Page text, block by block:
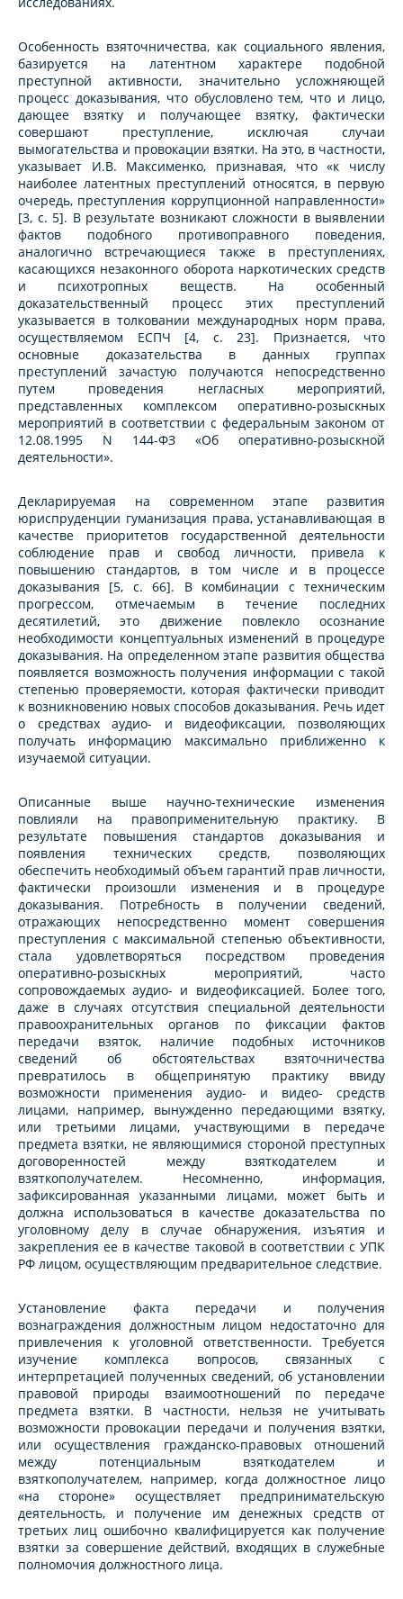
Особенность взяточничества, как социального явления,
базируется на латентном характере подобной
преступной активности, значительно усложняющей
процесс доказывания, что обусловлено тем, что и лицо,
дающее взятку и получающее взятку, фактически
совершают преступление, исключая случаи
вымогательства и провокации взятки. На это, в частности,
указывает И.В. Максименко, признавая, что «к числу
наиболее латентных преступлений относятся, в первую
очередь, преступления коррупционной направленности»
[3, с. 5]. В результате возникают сложности в выявлении
фактов подобного противоправного поведения,
аналогично встречающиеся также в преступлениях,
касающихся незаконного оборота наркотических средств
и психотропных веществ. На особенный
доказательственный процесс этих преступлений
указывается в толковании международных норм права,
осуществляемом ЕСПЧ [4, с. 23]. Признается, что
основные доказательства в данных группах
преступлений зачастую получаются непосредственно
путем проведения негласных мероприятий,
представленных комплексом оперативно-розыскных
мероприятий в соответствии с федеральным законом от
12.08.1995 N 144-ФЗ «Об оперативно-розыскной
деятельности».
Декларируемая на современном этапе развития
юриспруденции гуманизация права, устанавливающая в
качестве приоритетов государственной деятельности
соблюдение прав и свобод личности, привела к
повышению стандартов, в том числе и в процессе
доказывания [5, с. 66]. В комбинации с техническим
прогрессом, отмечаемым в течение последних
десятилетий, это движение повлекло осознание
необходимости концептуальных изменений в процедуре
доказывания. На определенном этапе развития общества
появляется возможность получения информации с такой
степенью проверяемости, которая фактически приводит
к возникновению новых способов доказывания. Речь идет
о средствах аудио- и видеофиксации, позволяющих
получать информацию максимально приближенно к
изучаемой ситуации.
Описанные выше научно-технические изменения
повлияли на правоприменительную практику. В
результате повышения стандартов доказывания и
появления технических средств, позволяющих
обеспечить необходимый объем гарантий прав личности,
фактически произошли изменения и в процедуре
доказывания. Потребность в получении сведений,
отражающих непосредственно момент совершения
преступления с максимальной степенью объективности,
стала удовлетворяться посредством проведения
оперативно-розыскных мероприятий, часто
сопровождаемых аудио- и видеофиксацией. Более того,
даже в случаях отсутствия специальной деятельности
правоохранительных органов по фиксации фактов
передачи взяток, наличие подобных источников
сведений об обстоятельствах взяточничества
превратилось в общепринятую практику ввиду
возможности применения аудио- и видео- средств
лицами, например, вынужденно передающими взятку,
или третьими лицами, участвующими в передаче
предмета взятки, не являющимися стороной преступных
договоренностей между взяткодателем и
взяткополучателем. Несомненно, информация,
зафиксированная указанными лицами, может быть и
должна использоваться в качестве доказательства по
уголовному делу в случае обнаружения, изъятия и
закрепления ее в качестве таковой в соответствии с УПК
РФ лицом, осуществляющим предварительное следствие.
Установление факта передачи и получения
вознаграждения должностным лицом недостаточно для
привлечения к уголовной ответственности. Требуется
изучение комплекса вопросов, связанных с
интерпретацией полученных сведений, об установлении
правовой природы взаимоотношений по передаче
предмета взятки. В частности, нельзя не учитывать
возможности провокации передачи и получения взятки,
или осуществления гражданско-правовых отношений
между потенциальным взяткодателем и
взяткополучателем, например, когда должностное лицо
«на стороне» осуществляет предпринимательскую
деятельность, и получение им денежных средств от
третьих лиц ошибочно квалифицируется как получение
взятки за совершение действий, входящих в служебные
полномочия должностного лица.